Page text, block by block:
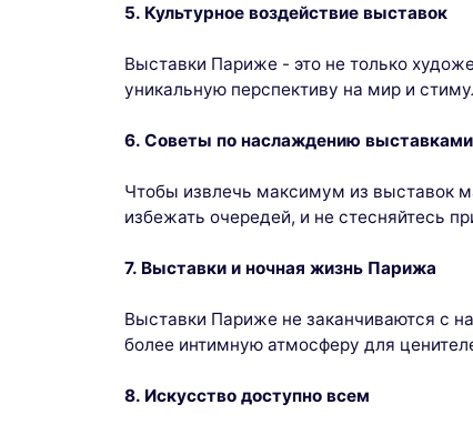
5. Культурное воздействие выставок
Выставки Париже - это не только
уникальную перспективу на мир и
6. Советы по наслаждению выставками
Чтобы извлечь максимум из выставок
избежать очередей, и не стесняйтесь
7. Выставки и ночная жизнь Парижа
Выставки Париже не заканчиваются с
более интимную атмосферу для
8. Искусство доступно всем